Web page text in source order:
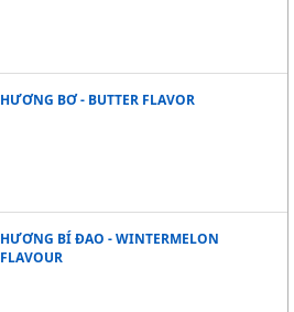
HƯƠNG BƠ - BUTTER FLAVOR
HƯƠNG BÍ ĐAO - WINTERMELON
FLAVOUR